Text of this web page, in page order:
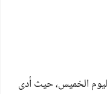
الامتحانات اليوم الخميس، حيث أدى